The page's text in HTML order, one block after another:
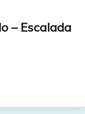
– Escalada